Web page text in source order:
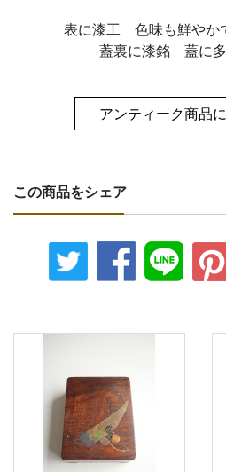
表に漆工 色味も鮮や
蓋裏に漆銘 蓋に多
アンティーク商
この商品をシェア